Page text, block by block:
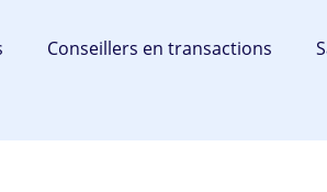
Conseillers en transactions